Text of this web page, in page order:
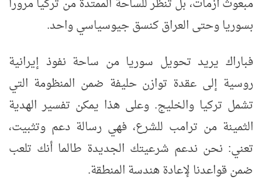
بسوريا وحتى العراق كنسق جيوسياسي واحد.
فباراك يريد تحويل سوريا من ساحة نفوذ إيرانية
روسية إلى عقدة توازن حليفة ضمن المنظومة التي
تشمل تركيا والخليج. وعلى هذا يمكن تفسير الهدية
الثمينة من ترامب للشرع، فهي رسالة دعم وتثبيت،
تعني: نحن ندعم شرعيتك الجديدة طالما أنك تلعب
ضمن قواعدنا لإعادة هندسة المنطقة.